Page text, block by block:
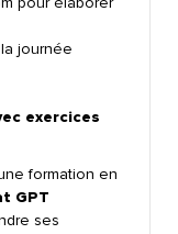
journée
exercices
formation en
GPT
ses